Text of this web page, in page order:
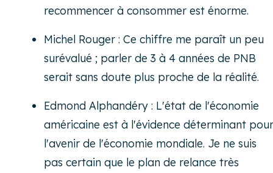
recommencer à consommer est énorme.
Michel Rouger : Ce chiffre me paraît un peu
surévalué ; parler de 3 à 4 années de PNB
serait sans doute plus proche de la réalité.
Edmond Alphandéry : L'état de l'économie
américaine est à l'évidence déterminant pour
l'avenir de l'économie mondiale. Je ne suis
pas certain que le plan de relance très